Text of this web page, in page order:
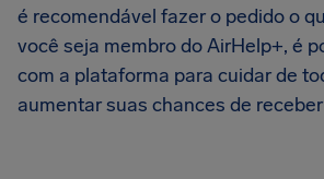
é recomendável fazer o pedido o
você seja membro do AirHelp+, é
com a plataforma para cuidar de
aumentar suas chances de